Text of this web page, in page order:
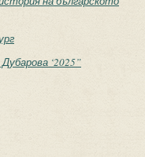
‘2025”